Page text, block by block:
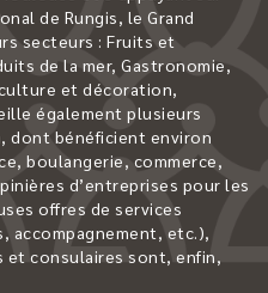
de Rungis, le Grand
secteurs : Fruits et
de la mer, Gastronomie,
et décoration,
également plusieurs
dont bénéficient environ
boulangerie, commerce,
d’entreprises pour les
offres de services
accompagnement, etc.),
consulaires sont, enfin,